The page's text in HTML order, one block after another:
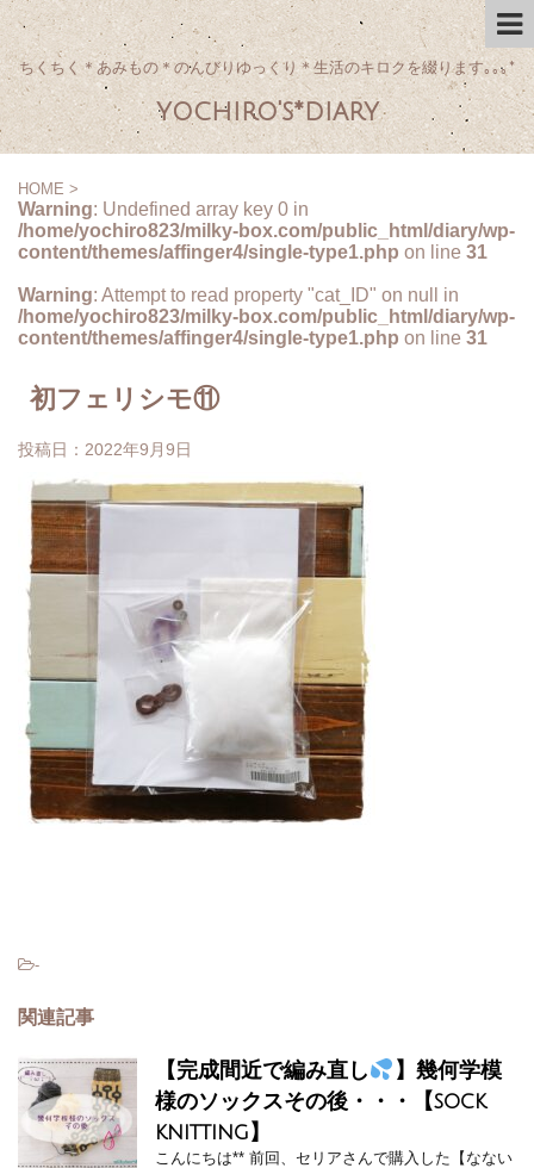
ちくちく＊あみもの＊のんびりゆっくり＊生活のキロクを綴ります｡｡｡*
yochiro's*diary
HOME >
Warning: Undefined array key 0 in
/home/yochiro823/milky-box.com/public_html/diary/wp-
content/themes/affinger4/single-type1.php on line 31
Warning: Attempt to read property "cat_ID" on null in
/home/yochiro823/milky-box.com/public_html/diary/wp-
content/themes/affinger4/single-type1.php on line 31
初フェリシモ⑪
投稿日： 2022年9月9日
-
関連記事
【完成間近で編み直し
】幾何学模
様のソックスその後・・・【sock
knitting】
こんにちは** 前回、セリアさんで購入した【なない